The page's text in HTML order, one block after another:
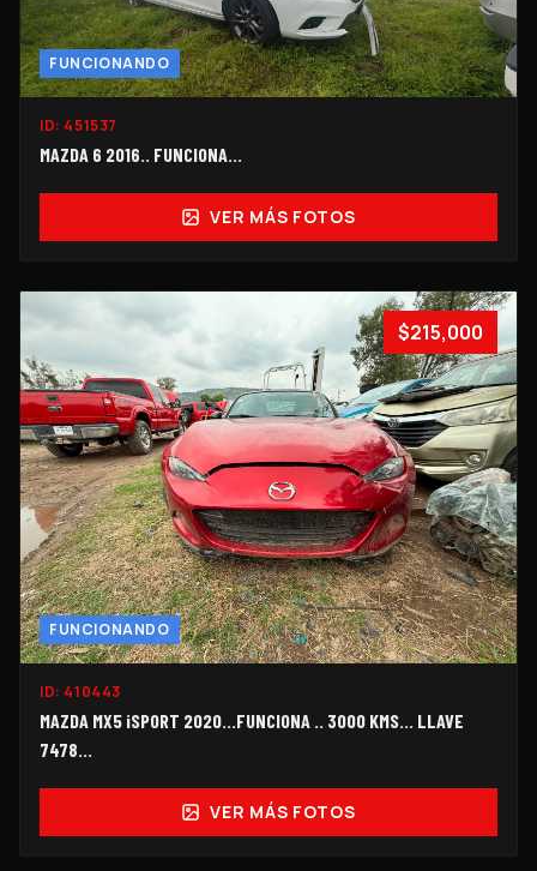
FUNCIONANDO
ID: 451537
MAZDA 6 2016.. FUNCIONA...
VER MÁS FOTOS
$215,000
FUNCIONANDO
ID: 410443
MAZDA MX5 iSPORT 2020...FUNCIONA .. 3000 KMS... LLAVE
7478...
VER MÁS FOTOS